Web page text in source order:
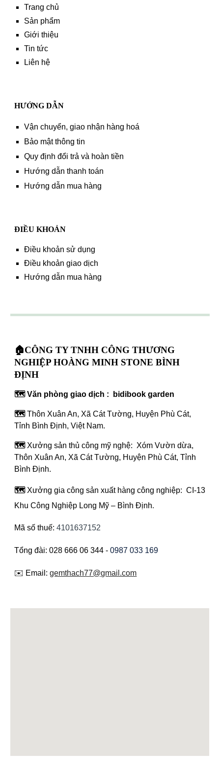
Trang chủ
Sản phẩm
Giới thiệu
Tin tức
Liên hệ
HƯỚNG DẪN
Vận chuyển, giao nhận hàng hoá
Bảo mật thông tin
Quy định đổi trả và hoàn tiền
Hướng dẫn thanh toán
Hướng dẫn mua hàng
ĐIỀU KHOẢN
Điều khoản sử dụng
Điều khoản giao dịch
Hướng dẫn mua hàng
🏠CÔNG TY TNHH CÔNG THƯƠNG
NGHIỆP HOÀNG MINH STONE BÌNH
ĐỊNH
🗺️ Văn phòng giao dịch : bidibook garden
🗺️Thôn Xuân An, Xã Cát Tường, Huyện Phù Cát,
Tỉnh Bình Định, Việt Nam.
🗺️ Xưởng sản thủ công mỹ nghệ: Xóm Vườn dừa,
Thôn Xuân An, Xã Cát Tường, Huyện Phù Cát, Tỉnh
Bình Định.
🗺️ Xưởng gia công sản xuất hàng công nghiệp: CI-13
Khu Công Nghiệp Long Mỹ – Bình Định.
Mã số thuế:4101637152
Tổng đài: 028 666 06 344 -0987 033 169
✉️ Email:gemthach77@gmail.com